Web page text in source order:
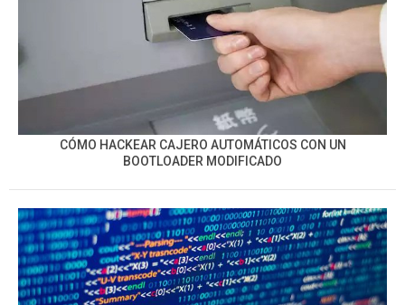
CÓMO HACKEAR CAJERO AUTOMÁTICOS CON UN
BOOTLOADER MODIFICADO